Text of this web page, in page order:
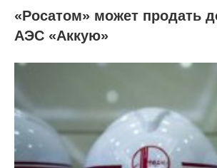
«Росатом» может продать
АЭС «Аккую»